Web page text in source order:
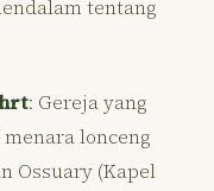
tentang
: Gereja yang
lonceng
Ossuary (Kapel